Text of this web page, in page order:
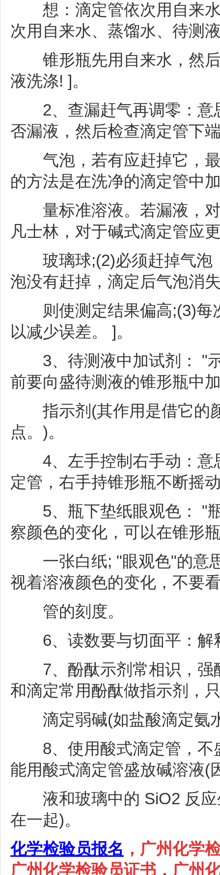
想：滴定管依次用自来水
次用自来水、蒸馏水、待测
锥形瓶先用自来水，然后
液洗涤! ]。
2、查漏赶气再调零：意
否漏液，然后检查滴定管下
气泡，若有应赶掉它，最
的方法是在洗净的滴定管中
量标准溶液。若漏液，对
凡士林，对于碱式滴定管应
玻璃球;(2)必须赶掉气泡
泡没有赶掉，滴定后气泡消
则使测定结果偏高;(3)每
以减少误差。 ]。
3、待测液中加试剂： "示
前要向盛待测液的锥形瓶中
指示剂(其作用是借它的
点。)。
4、左手控制右手动：意
定管，右手持锥形瓶不断摇
5、瓶下垫纸眼观色： "瓶
察颜色的变化，可以在锥形
一张白纸; "眼观色"的意思
视着溶液颜色的变化，不要
管的刻度。
6、读数要与切面平：解
7、酚酞示剂常相识，强
和滴定常用酚酞做指示剂，
滴定弱碱(如盐酸滴定氨
8、使用酸式滴定管，不
能用酸式滴定管盛放碱溶液(
液和玻璃中的 SiO2 反应
在一起)。
化学检验员报名 ，广州化学
广州化学检验员证书，广州